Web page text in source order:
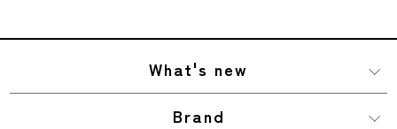
What's new
Brand